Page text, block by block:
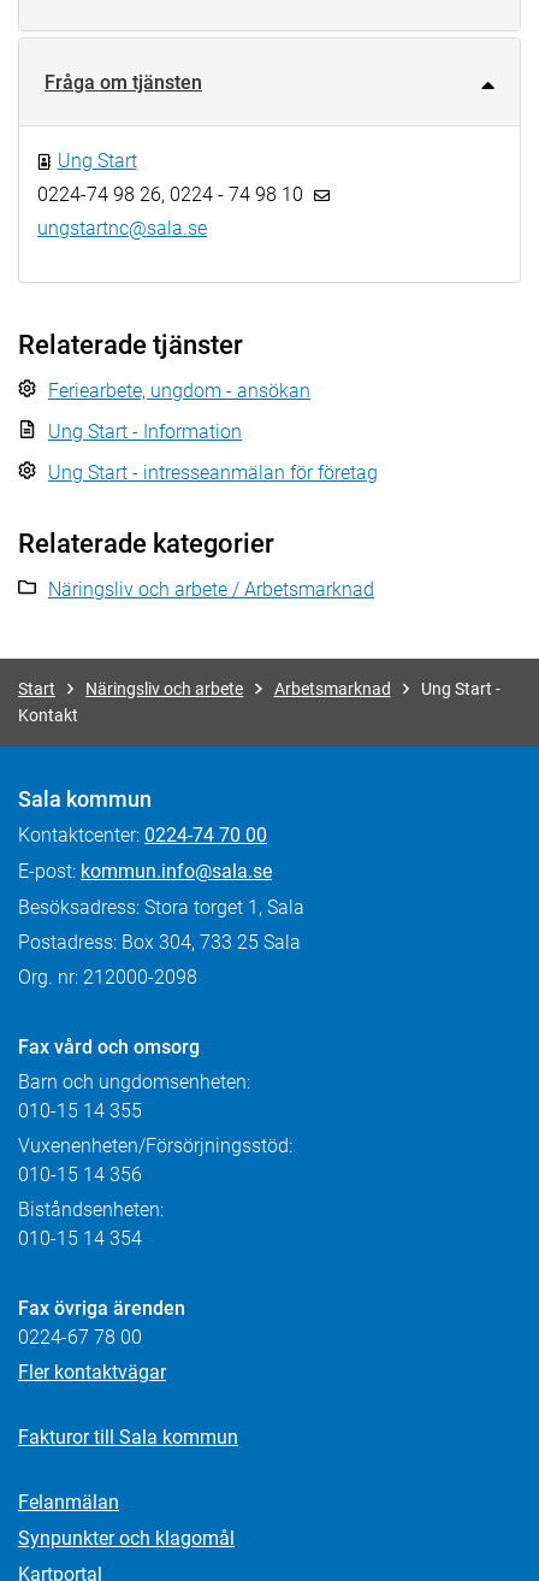
Fråga om tjänsten
Ung Start
0224-74 98 26, 0224 - 74 98 10
ungstartnc@sala.se
Relaterade tjänster
Feriearbete, ungdom - ansökan
Ung Start - Information
Ung Start - intresseanmälan för företag
Relaterade kategorier
Näringsliv och arbete / Arbetsmarknad
Start Näringsliv och arbete Arbetsmarknad
Ung Start -
Kontakt
Sala kommun
Kontaktcenter: 0224-74 70 00
E-post: kommun.info@sala.se
Besöksadress: Stora torget 1, Sala
Postadress: Box 304, 733 25 Sala
Org. nr: 212000-2098
Fax vård och omsorg
Barn och ungdomsenheten:
010-15 14 355
Vuxenenheten/Försörjningsstöd:
010-15 14 356
Biståndsenheten:
010-15 14 354
Fax övriga ärenden
0224-67 78 00
Fler kontaktvägar
Fakturor till Sala kommun
Felanmälan
Synpunkter och klagomål
Kartportal